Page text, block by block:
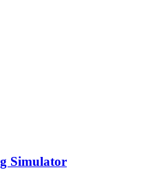
Simulator